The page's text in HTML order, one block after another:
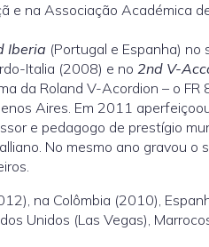
e na Associação Académica
Iberia (Portugal e Espanha)
Italia (2008) e no 2nd V-
da Roland V-Acordion – o FR
Aires. Em 2011
e pedagogo de prestígio
No mesmo ano gravou o
na Colômbia (2010),
Unidos (Las Vegas),